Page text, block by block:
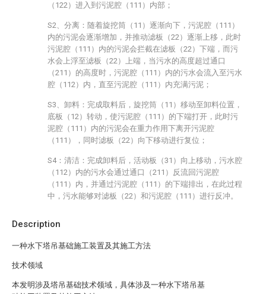
Description
一种水下塔吊基础施工装置及其施工方法
技术领域
本发明涉及塔吊基础技术领域，具体涉及一种水下塔吊基
（122）进入到污泥腔（111）内部；
S2、分离：随着旋挖筒（11）逐渐向下，污泥腔（111）
内的污泥会逐渐增加，并推动滤板（22）逐渐上移，此时
污泥腔（111）内的污泥会拦截在滤板（22）下端，而污
水会上浮至滤板（22）上端，当污水的高度超过通口
（211）的高度时，污泥腔（111）内的污水会流入至污水
腔（112）内，直至污泥腔（111）内充满污泥；
S3、卸料：完成取料后，旋挖筒（11）移动至卸料位置，
底板（12）转动，使污泥腔（111）的下端打开，此时污
泥腔（111）内的污泥会在重力作用下离开污泥腔
（111），同时滤板（22）向下移动进行复位；
S4：清洁：完成卸料后，活动板（31）向上移动，污水腔
（112）内的污水会通过通口（211）反流回污泥腔
（111）内，并通过污泥腔（111）的下端排出，在此过程
中，污水能够对滤板（22）和污泥腔（111）进行反冲。